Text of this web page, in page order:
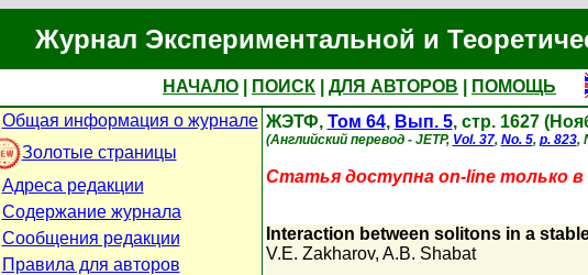
Журнал Экспериментальной и
НАЧАЛО ПОИСК ДЛЯ АВТОРОВ
ПОМОЩЬ
Общая информация о журнале
Золотые страницы
Адреса редакции
Содержание журнала
Сообщения редакции
Правила для авторов
ЖЭТФ, Том 64, Вып. 5, стр. 1627
(Английский перевод - JETP, Vol. 37, No. 5, p. 823,
Статья доступна on-line только в
Interaction between solitons in a
V.E. Zakharov, A.B. Shabat